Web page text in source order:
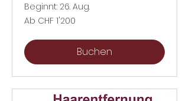
Beginnt: 26. Aug.
Ab
1'200
Ab CHF 1'200
Buchen